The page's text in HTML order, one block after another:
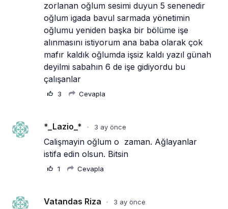
zorlanan oğlum sesimi duyun 5 senenedir
oğlum igada bavul sarmada yönetimin
oğlumu yeniden başka bir bölüme işe
alınmasını istiyorum ana baba olarak çok
mafır kaldık oğlumda işsiz kaldı yazıl günah
deyilmi sabahın 6 de işe gidiyordu bu
çalışanlar
3 Cevapla
*_Lazio_* • 3 ay önce
Calişmayin oğlum o  zaman. Ağlayanlar
istifa edin olsun. Bitsin
1 Cevapla
Vatandas Riza • 3 ay önce